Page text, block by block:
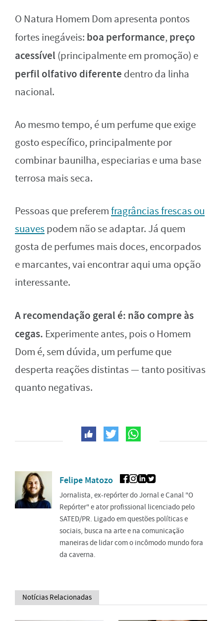
O Natura Homem Dom apresenta pontos
fortes inegáveis: boa performance, preço
acessível (principalmente em promoção) e
perfil olfativo diferente dentro da linha
nacional.
Ao mesmo tempo, é um perfume que exige
gosto específico, principalmente por
combinar baunilha, especiarias e uma base
terrosa mais seca.
Pessoas que preferemfragrâncias frescas ou
suaves podem não se adaptar. Já quem
gosta de perfumes mais doces, encorpados
e marcantes, vai encontrar aqui uma opção
interessante.
A recomendação geral é: não compre às
cegas. Experimente antes, pois o Homem
Dom é, sem dúvida, um perfume que
desperta reações distintas — tanto positivas
quanto negativas.
Felipe Matozo
Jornalista, ex-repórter do Jornal e Canal "O
Repórter" e ator profissional licenciado pelo
SATED/PR. Ligado em questões políticas e
sociais, busca na arte e na comunicação
maneiras de lidar com o incômodo mundo fora
da caverna.
Notícias Relacionadas